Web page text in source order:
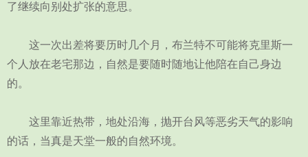
了继续向别处扩张的意思。
这一次出差将要历时几个月，布兰特不可能将克里斯一
个人放在老宅那边，自然是要随时随地让他陪在自己身边
的。
这里靠近热带，地处沿海，抛开台风等恶劣天气的影响
的话，当真是天堂一般的自然环境。